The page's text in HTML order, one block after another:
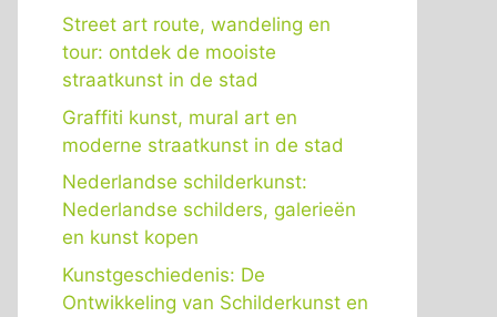
Street art route, wandeling en
tour: ontdek de mooiste
straatkunst in de stad
Graffiti kunst, mural art en
moderne straatkunst in de stad
Nederlandse schilderkunst:
Nederlandse schilders, galerieën
en kunst kopen
Kunstgeschiedenis: De
Ontwikkeling van Schilderkunst en